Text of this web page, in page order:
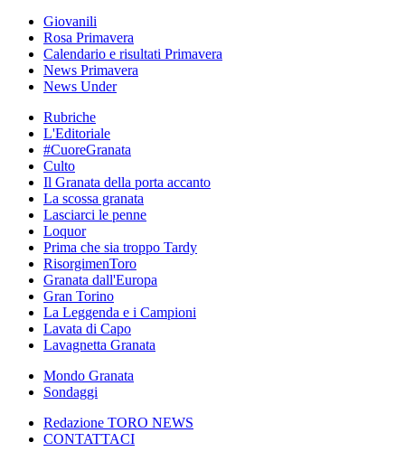
Giovanili
Rosa Primavera
Calendario e risultati Primavera
News Primavera
News Under
Rubriche
L'Editoriale
#CuoreGranata
Culto
Il Granata della porta accanto
La scossa granata
Lasciarci le penne
Loquor
Prima che sia troppo Tardy
RisorgimenToro
Granata dall'Europa
Gran Torino
La Leggenda e i Campioni
Lavata di Capo
Lavagnetta Granata
Mondo Granata
Sondaggi
Redazione TORO NEWS
CONTATTACI